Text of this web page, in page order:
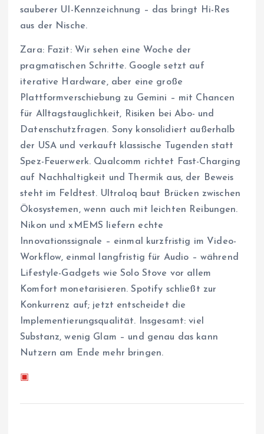
sauberer UI-Kennzeichnung – das bringt Hi-Res
aus der Nische.
Zara: Fazit: Wir sehen eine Woche der
pragmatischen Schritte. Google setzt auf
iterative Hardware, aber eine große
Plattformverschiebung zu Gemini – mit Chancen
für Alltagstauglichkeit, Risiken bei Abo- und
Datenschutzfragen. Sony konsolidiert außerhalb
der USA und verkauft klassische Tugenden statt
Spez-Feuerwerk. Qualcomm richtet Fast-Charging
auf Nachhaltigkeit und Thermik aus, der Beweis
steht im Feldtest. Ultraloq baut Brücken zwischen
Ökosystemen, wenn auch mit leichten Reibungen.
Nikon und xMEMS liefern echte
Innovationssignale – einmal kurzfristig im Video-
Workflow, einmal langfristig für Audio – während
Lifestyle-Gadgets wie Solo Stove vor allem
Komfort monetarisieren. Spotify schließt zur
Konkurrenz auf; jetzt entscheidet die
Implementierungsqualität. Insgesamt: viel
Substanz, wenig Glam – und genau das kann
Nutzern am Ende mehr bringen.
▣